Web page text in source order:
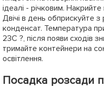
ідеалі - річковим.
Двічі в день обприскуйте
конденсат. Температура
23С ?, після появи сходів
тримайте контейнери на
освітлення.
Посадка розсади